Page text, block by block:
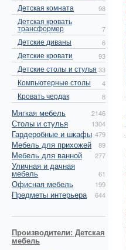
Детская комната 98
Детская кровать
трансформер 7
Детские диваны 6
Детские кровати 93
Детские столы и стулья 33
Компьютерные столы 4
Кровать чердак 8
Мягкая мебель 2146
Столы и стулья 1304
Гардеробные и шкафы 479
Мебель для прихожей 89
Мебель для ванной 277
Уличная и дачная
мебель 61
Офисная мебель 199
Предметы интерьера 644
Производители: Детская
мебель